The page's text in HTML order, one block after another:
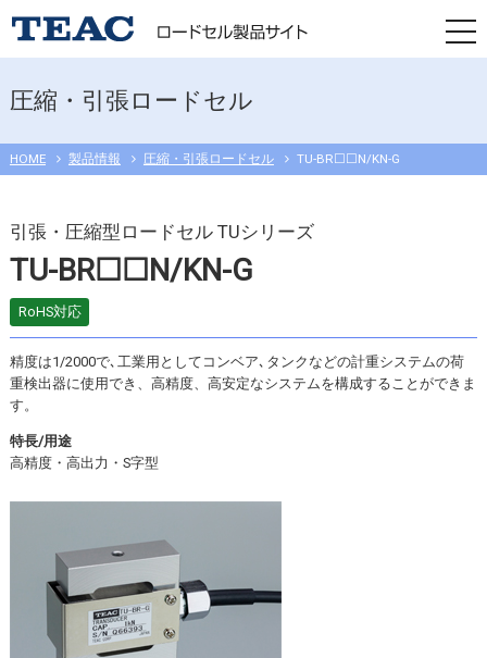
圧縮・引張ロードセル
HOME 製品情報 圧縮・引張ロードセル TU-BR☐☐N/KN-G
引張・圧縮型ロードセル TUシリーズ
TU-BR☐☐N/KN-G
RoHS対応
精度は1/2000で､工業用としてコンベア､タンクなどの計重システムの荷
重検出器に使用でき、高精度、高安定なシステムを構成することができま
す。
特長/用途
高精度・高出力・S字型